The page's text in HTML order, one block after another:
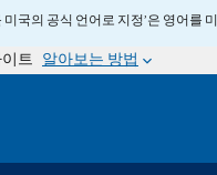
미국의 공식 언어로 지정’은 영어
트 알아보는 방법